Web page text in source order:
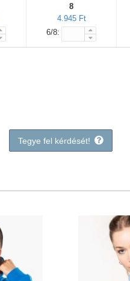
8
4.945 Ft
6/8:
Tegye fel kérdését!